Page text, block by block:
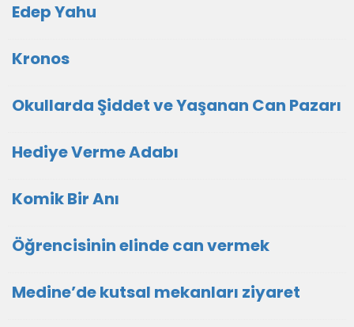
Edep Yahu
Kronos
Okullarda Şiddet ve Yaşanan Can Pazarı
Hediye Verme Adabı
Komik Bir Anı
Öğrencisinin elinde can vermek
Medine’de kutsal mekanları ziyaret